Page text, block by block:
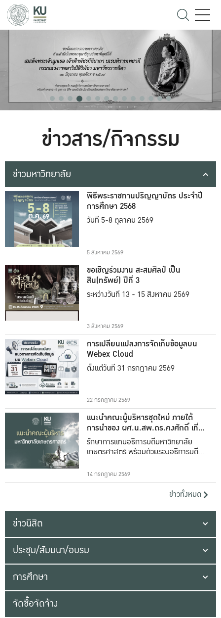
ข่าวสาร/กิจกรรม
ข่าวมหาวิทยาลัย
พิธีพระราชทานปริญญาบัตร ประจำปี
การศึกษา 2568
วันที่ 5-8 ตุลาคม 2569
5 สิงหาคม 2569
ขอเชิญร่วมงาน สะสมศิลป์ เป็น
สิน(ทรัพย์) ปีที่ 3
ระหว่างวันที่ 13 - 15 สิงหาคม 2569
3 สิงหาคม 2569
การเปลี่ยนแปลงการจัดเก็บข้อมูลบน
Webex Cloud
ตั้งแต่วันที่ 31 กรกฎาคม 2569
22 กรกฎาคม 2569
แนะนำคณะผู้บริหารชุดใหม่ ภายใต้
การนำของ ผศ.น.สพ.ดร.คงศักดิ์ เที่ยง
ธรรม
รักษาการแทนอธิการบดีมหาวิทยาลัย
เกษตรศาสตร์ พร้อมด้วยรองอธิการบดีทั้ง
14 กรกฎาคม 2569
ข่าวทั้งหมด
ข่าวนิสิต
ประชุม/สัมมนา/อบรม
การศึกษา
จัดซื้อจัดจ้าง